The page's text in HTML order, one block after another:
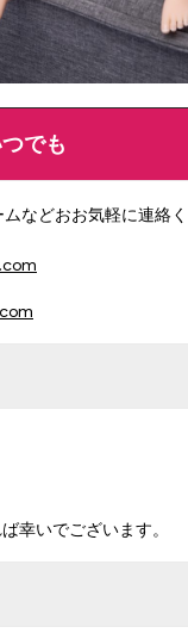
でも
などおお気軽に連絡
幸いでございます。